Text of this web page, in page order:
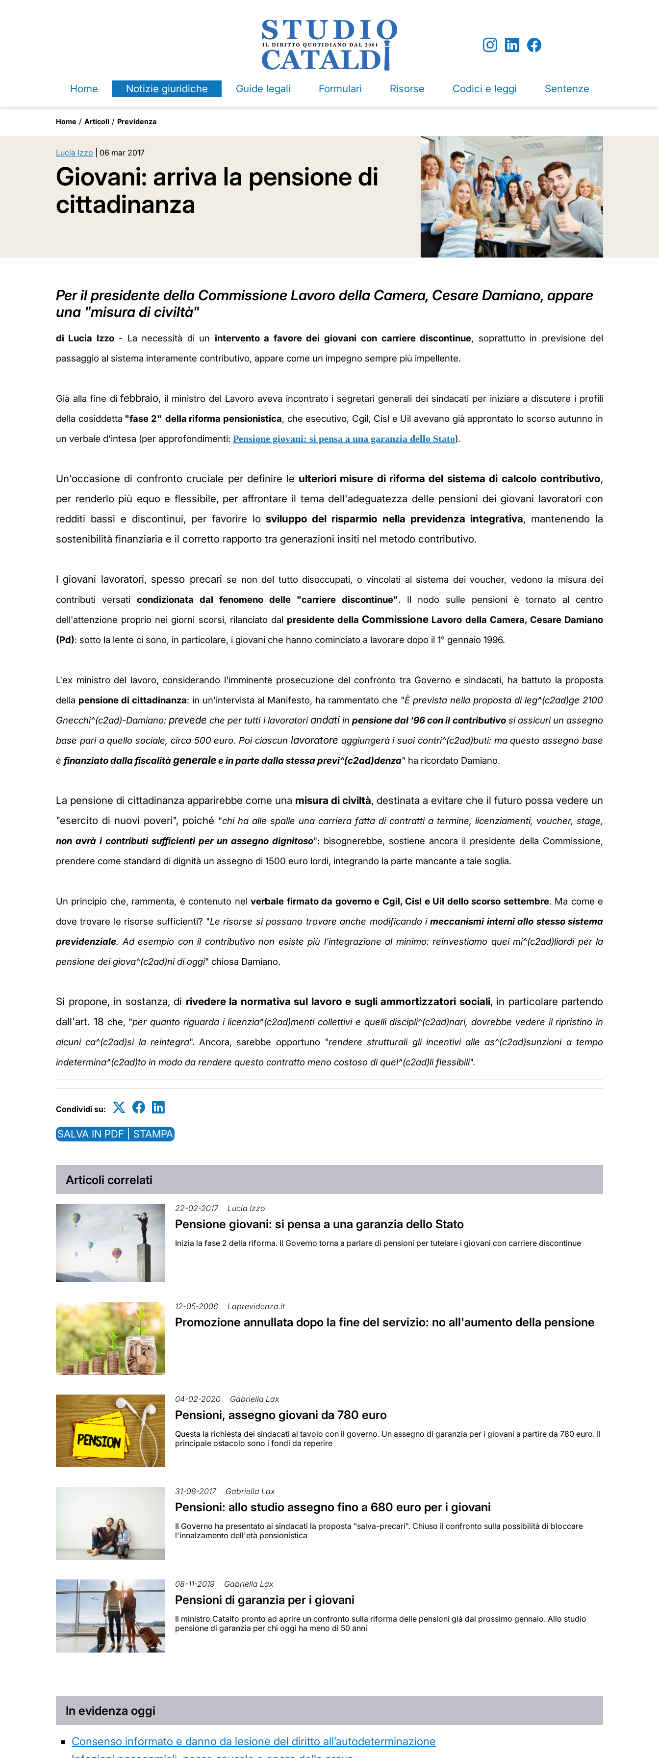
Home Notizie giuridiche Guide legali Formulari Risorse Codici e leggi Sentenze
Home Articoli Previdenza
Lucia Izzo 06 mar 2017
Giovani: arriva la pensione di
cittadinanza
Per il presidente della Commissione Lavoro della Camera, Cesare Damiano, appare
una "misura di civiltà"
di Lucia Izzo- La necessità di un intervento a favore dei giovani con carriere discontinue, soprattutto in previsione del
passaggio al sistema interamente contributivo, appare come un impegno sempre più impellente.
Già alla fine difebbraio, il ministro del Lavoro aveva incontrato i segretari generali dei sindacati per iniziare a discutere i profili
della cosiddetta "fase 2" della riforma pensionistica, che esecutivo, Cgil, Cisl e Uil avevano già approntato lo scorso autunno in
un verbale d'intesa (per approfondimenti: Pensione giovani: si pensa a una garanzia dello Stato).
Un'occasione di confronto cruciale per definire le ulteriori misure di riforma del sistema di calcolo contributivo,
per renderlo più equo e flessibile, per affrontare il tema dell'adeguatezza delle pensioni dei giovani lavoratori con
redditi bassi e discontinui, per favorire losviluppo del risparmio nella previdenza integrativa, mantenendo la
sostenibilità finanziaria e il corretto rapporto tra generazioni insiti nel metodo contributivo.
I giovani lavoratori, spesso precari se non del tutto disoccupati, o vincolati al sistema dei voucher, vedono la misura dei
contributi versati condizionata dal fenomeno delle "carriere discontinue". Il nodo sulle pensioni è tornato al centro
dell'attenzione proprio nei giorni scorsi, rilanciato dal presidente dellaCommissione Lavoro della Camera, Cesare Damiano
(Pd): sotto la lente ci sono, in particolare, i giovani che hanno cominciato a lavorare dopo il 1° gennaio 1996.
L'ex ministro del lavoro, considerando l'imminente prosecuzione del confronto tra Governo e sindacati, ha battuto la proposta
della pensione di cittadinanza: in un'intervista al Manifesto, ha rammentato che "È prevista nella proposta di leg^(c2ad)ge 2100
Gnecchi^(c2ad)-Damiano:prevede che per tutti i lavoratoriandatiinpensione dal '96 con il contributivosi assicuri un assegno
base pari a quello sociale, circa 500 euro. Poi ciascun lavoratore aggiungerà i suoi contri^(c2ad)buti: ma questo assegno base
è finanziato dalla fiscalitàgeneralee in parte dalla stessa previ^(c2ad)denza" ha ricordato Damiano.
La pensione di cittadinanza apparirebbe come una misura di civiltà, destinata a evitare che il futuro possa vedere un
"esercito di nuovi poveri", poiché "chi ha alle spalle una carriera fatta di contratti a termine, licenziamenti, voucher, stage,
non avrà i contributi sufficienti per un assegno dignitoso": bisognerebbe, sostiene ancora il presidente della Commissione,
prendere come standard di dignità un assegno di 1500 euro lordi, integrando la parte mancante a tale soglia.
Un principio che, rammenta, è contenuto nelverbale firmato da governo e Cgil, Cisl e Uil dello scorso settembre. Ma come e
dove trovare le risorse sufficienti? "Le risorse si possano trovare anche modificando imeccanismi interni allo stesso sistema
previdenziale. Ad esempio con il contributivo non esiste più l'integrazione al minimo: reinvestiamo quei mi^(c2ad)liardi per la
pensione dei giova^(c2ad)ni di oggi" chiosa Damiano.
Si propone, in sostanza, di rivedere la normativa sul lavoro e sugli ammortizzatori sociali, in particolare partendo
dall'art. 18 che, "per quanto riguarda i licenzia^(c2ad)menti collettivi e quelli discipli^(c2ad)nari, dovrebbe vedere il ripristino in
alcuni ca^(c2ad)si la reintegra". Ancora, sarebbe opportuno "rendere strutturali gli incentivi alle as^(c2ad)sunzioni a tempo
indetermina^(c2ad)to in modo da rendere questo contratto meno costoso di quel^(c2ad)li flessibili".
Condividi su:
SALVA IN PDF | STAMPA
Articoli correlati
22-02-2017 Lucia Izzo
Pensione giovani: si pensa a una garanzia dello Stato
Inizia la fase 2 della riforma. Il Governo torna a parlare di pensioni per tutelare i giovani con carriere discontinue
12-05-2006 Laprevidenza.it
Promozione annullata dopo la fine del servizio: no all'aumento della pensione
04-02-2020 Gabriella Lax
Pensioni, assegno giovani da 780 euro
Questa la richiesta dei sindacati al tavolo con il governo. Un assegno di garanzia per i giovani a partire da 780 euro. Il
principale ostacolo sono i fondi da reperire
31-08-2017 Gabriella Lax
Pensioni: allo studio assegno fino a 680 euro per i giovani
Il Governo ha presentato ai sindacati la proposta "salva-precari". Chiuso il confronto sulla possibilità di bloccare
l'innalzamento dell'età pensionistica
08-11-2019 Gabriella Lax
Pensioni di garanzia per i giovani
Il ministro Catalfo pronto ad aprire un confronto sulla riforma delle pensioni già dal prossimo gennaio. Allo studio
pensione di garanzia per chi oggi ha meno di 50 anni
In evidenza oggi
Consenso informato e danno da lesione del diritto all’autodeterminazione